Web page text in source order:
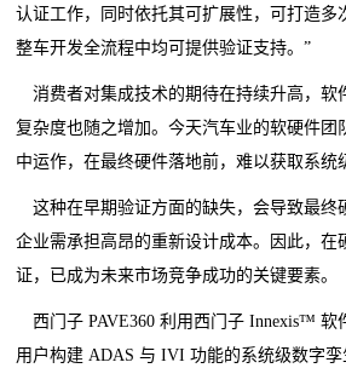
认证工作，同时依托其可扩展性，可打造多
整车开发全流程中均可提供验证支持。”
消费者对集成技术的期待在持续升高，软
复杂度也随之增加。今天汽车业的软硬件团
中运作，在最终硬件落地前，难以获取系统
这种在早期验证方面的缺失，会导致最终
企业需承担高昂的重新设计成本。因此，在
证，已成为未来市场竞争成功的关键要素。
西门子 PAVE360 利用西门子 Innexis™ 软
用户构建 ADAS 与 IVI 功能的系统级数字